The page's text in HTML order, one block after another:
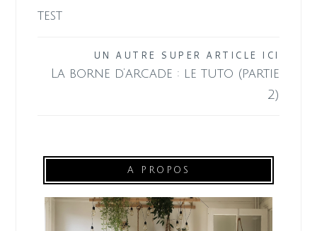
de
test
UN AUTRE SUPER ARTICLE ICI
La borne d’arcade : le tuto (partie
2)
A PROPOS